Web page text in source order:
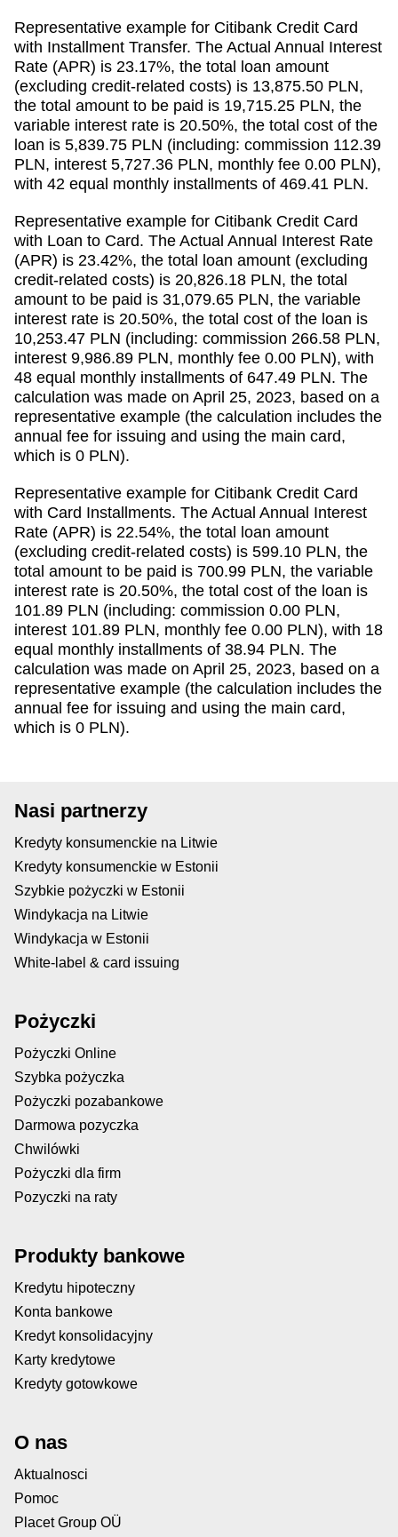
Representative example for Citibank Credit Card
with Installment Transfer. The Actual Annual Interest
Rate (APR) is 23.17%, the total loan amount
(excluding credit-related costs) is 13,875.50 PLN,
the total amount to be paid is 19,715.25 PLN, the
variable interest rate is 20.50%, the total cost of the
loan is 5,839.75 PLN (including: commission 112.39
PLN, interest 5,727.36 PLN, monthly fee 0.00 PLN),
with 42 equal monthly installments of 469.41 PLN.
Representative example for Citibank Credit Card
with Loan to Card. The Actual Annual Interest Rate
(APR) is 23.42%, the total loan amount (excluding
credit-related costs) is 20,826.18 PLN, the total
amount to be paid is 31,079.65 PLN, the variable
interest rate is 20.50%, the total cost of the loan is
10,253.47 PLN (including: commission 266.58 PLN,
interest 9,986.89 PLN, monthly fee 0.00 PLN), with
48 equal monthly installments of 647.49 PLN. The
calculation was made on April 25, 2023, based on a
representative example (the calculation includes the
annual fee for issuing and using the main card,
which is 0 PLN).
Representative example for Citibank Credit Card
with Card Installments. The Actual Annual Interest
Rate (APR) is 22.54%, the total loan amount
(excluding credit-related costs) is 599.10 PLN, the
total amount to be paid is 700.99 PLN, the variable
interest rate is 20.50%, the total cost of the loan is
101.89 PLN (including: commission 0.00 PLN,
interest 101.89 PLN, monthly fee 0.00 PLN), with 18
equal monthly installments of 38.94 PLN. The
calculation was made on April 25, 2023, based on a
representative example (the calculation includes the
annual fee for issuing and using the main card,
which is 0 PLN).
Nasi partnerzy
Kredyty konsumenckie na Litwie
Kredyty konsumenckie w Estonii
Szybkie pożyczki w Estonii
Windykacja na Litwie
Windykacja w Estonii
White-label & card issuing
Pożyczki
Pożyczki Online
Szybka pożyczka
Pożyczki pozabankowe
Darmowa pozyczka
Chwilówki
Pożyczki dla firm
Pozyczki na raty
Produkty bankowe
Kredytu hipoteczny
Konta bankowe
Kredyt konsolidacyjny
Karty kredytowe
Kredyty gotowkowe
O nas
Aktualnosci
Pomoc
Placet Group OÜ